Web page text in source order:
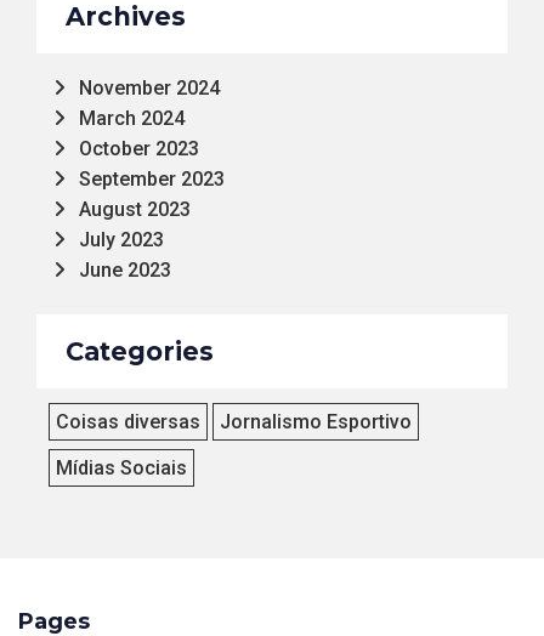
Archives
November 2024
March 2024
October 2023
September 2023
August 2023
July 2023
June 2023
Categories
Coisas diversas
Jornalismo Esportivo
Mídias Sociais
Pages